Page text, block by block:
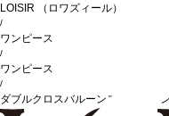
LOISIR （ロワズィール）
/
ワンピース
/
ワンピース
/
ダブルクロスバルーンスリーブワ